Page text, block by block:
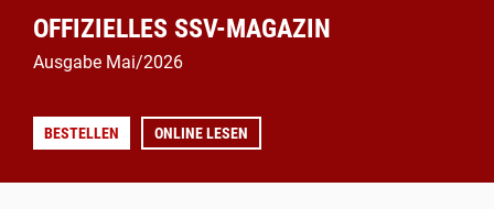
OFFIZIELLES SSV-MAGAZIN
Ausgabe Mai/2026
BESTELLEN ONLINE LESEN